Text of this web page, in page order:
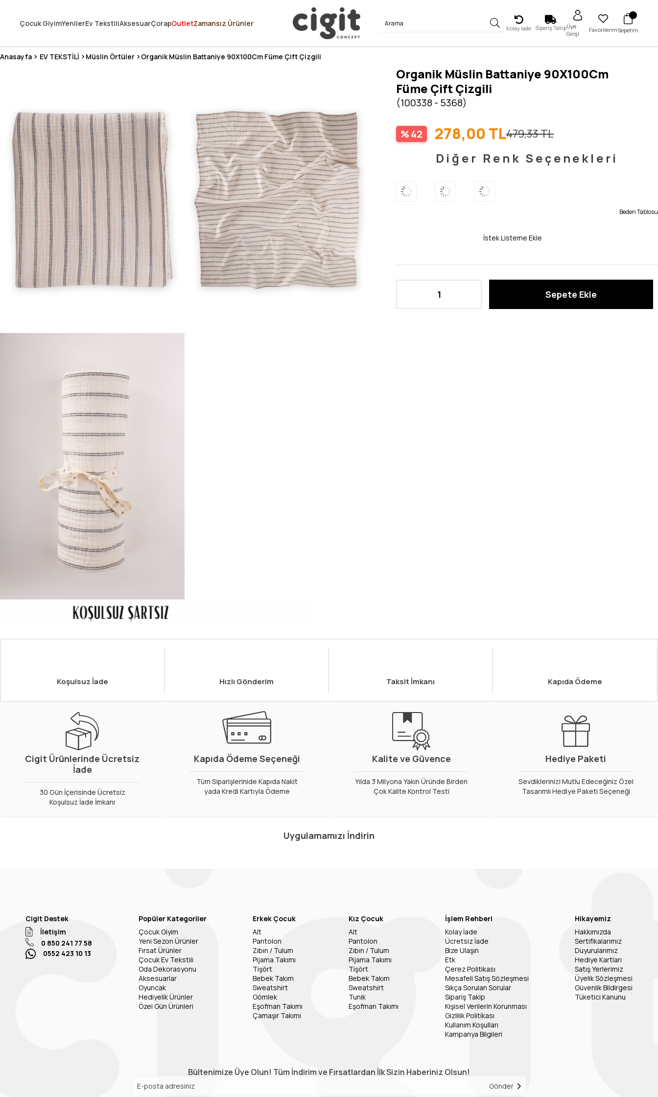
3 MİLYONDAN FAZLA MUTLU MÜŞTERİ ❤️ 10 MİLYON ÜRÜN
Çocuk GiyimYenilerEv TekstiliAksesuarÇorapOutletZamansız Ürünler
Kolay İade Sipariş TakipÜye
Girişi
FavorilerimSepetim
Anasayfa EV TEKSTİLİ Müslin Örtüler Organik Müslin Battaniye 90X100Cm Füme Çift Çizgili
Organik Müslin Battaniye 90X100Cm
Füme Çift Çizgili
(100338 - 5368)
42 479,33 TL
278,00 TL
Diğer Renk Seçenekleri
Beden Tablosu
İstek Listeme Ekle
Koşulsuz İade Hızlı Gönderim Taksit İmkanı Kapıda Ödeme
Cigit Ürünlerinde Ücretsiz
İade
30 Gün İçerisinde Ücretsiz
Koşulsuz İade İmkanı
Kapıda Ödeme Seçeneği
Tüm Siparişlerinide Kapıda Nakit
yada Kredi Kartıyla Ödeme
Kalite ve Güvence
Yılda 3 Milyona Yakın Üründe Birden
Çok Kalite Kontrol Testi
Hediye Paketi
Sevdiklerinizi Mutlu Edeceğiniz Özel
Tasarımlı Hediye Paketi Seçeneği
Uygulamamızı İndirin
Cigit Destek
İletişim
0 850 241 77 58
0552 423 10 13
Popüler Kategoriler
Çocuk Giyim
Yeni Sezon Ürünler
Fırsat Ürünler
Çocuk Ev Tekstili
Oda Dekorasyonu
Aksesuarlar
Oyuncak
Hediyelik Ürünler
Özel Gün Ürünleri
Erkek Çocuk
Alt
Pantolon
Zıbın / Tulum
Pijama Takımı
Tişört
Bebek Takım
Sweatshirt
Gömlek
Eşofman Takımı
Çamaşır Takımı
Kız Çocuk
Alt
Pantolon
Zıbın / Tulum
Pijama Takımı
Tişört
Bebek Takım
Sweatshirt
Tunik
Eşofman Takımı
İşlem Rehberi
Kolay İade
Ücretsiz İade
Bize Ulaşın
Etk
Çerez Politikası
Mesafeli Satış Sözleşmesi
Sıkça Sorulan Sorular
Sipariş Takip
Kişisel Verilerin Korunması
Gizlilik Politikası
Kullanım Koşulları
Kampanya Bilgileri
Hikayemiz
Hakkımızda
Sertifikalarımız
Duyurularımız
Hediye Kartları
Satış Yerlerimiz
Üyelik Sözleşmesi
Güvenlik Bildirgesi
Tüketici Kanunu
Bültenimize Üye Olun! Tüm İndirim ve Fırsatlardan İlk Sizin Haberiniz Olsun!
Gönder